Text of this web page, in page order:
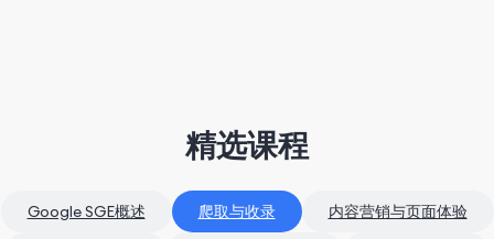
精选课程
Google SGE概述 爬取与收录 内容营销与页面体验